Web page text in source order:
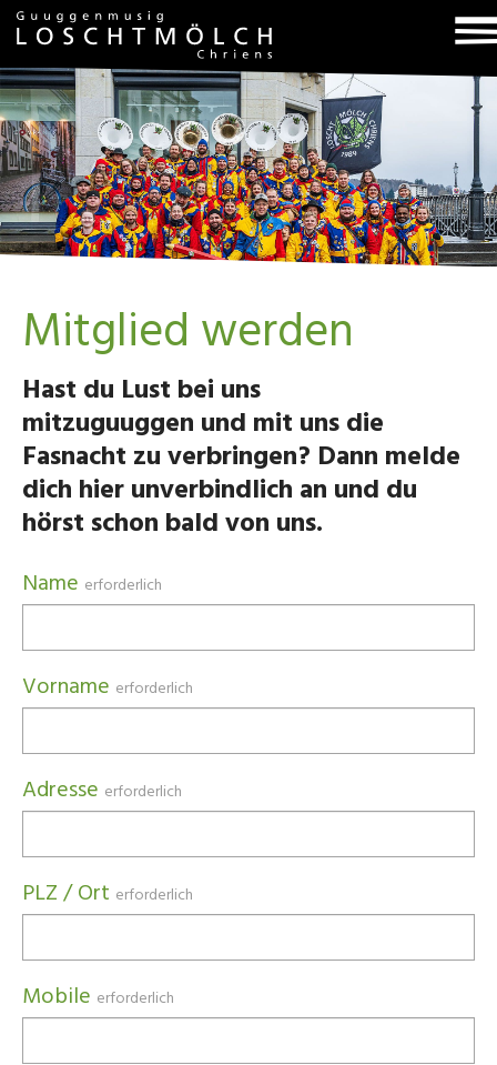
Mitglied werden
Hast du Lust bei uns
mitzuguuggen und mit uns die
Fasnacht zu verbringen? Dann melde
dich hier unverbindlich an und du
hörst schon bald von uns.
Name erforderlich
Vorname erforderlich
Adresse erforderlich
PLZ / Ort erforderlich
Mobile erforderlich